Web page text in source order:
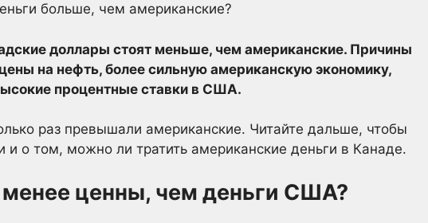
больше, чем американские?
доллары стоят меньше, чем американские. Причины
на нефть, более сильную американскую экономику,
процентные ставки в США.
раз превышали американские. Читайте дальше, чтобы
о том, можно ли тратить американские деньги в Канаде.
ценны, чем деньги США?